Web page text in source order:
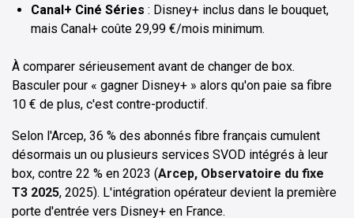
Canal+ Ciné Séries : Disney+ inclus dans le bouquet,
mais Canal+ coûte 29,99 €/mois minimum.
À comparer sérieusement avant de changer de box.
Basculer pour « gagner Disney+ » alors qu'on paie sa fibre
10 € de plus, c'est contre-productif.
Selon l'Arcep, 36 % des abonnés fibre français cumulent
désormais un ou plusieurs services SVOD intégrés à leur
box, contre 22 % en 2023 (Arcep, Observatoire du fixe
T3 2025, 2025). L'intégration opérateur devient la première
porte d'entrée vers Disney+ en France.